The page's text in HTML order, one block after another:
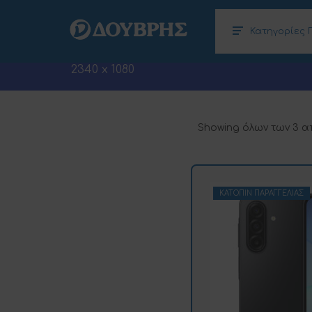
Κατηγορίες
2340 x 1080
Showing όλων των 3
ΚΑΤΌΠΙΝ ΠΑΡΑΓΓΕΛΊΑΣ